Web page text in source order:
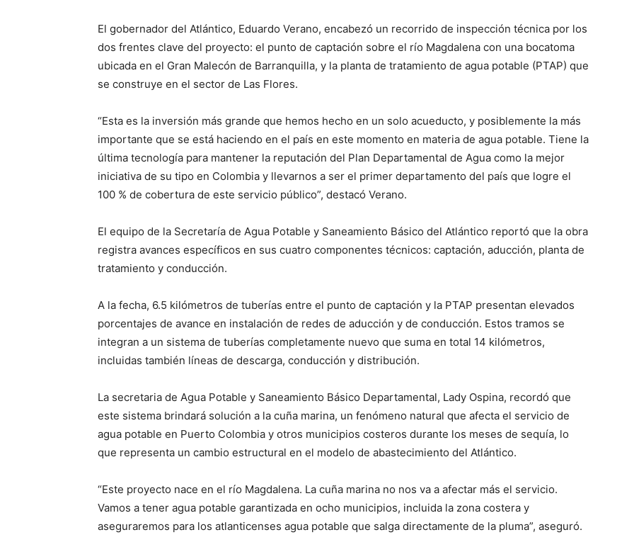
El gobernador del Atlántico, Eduardo Verano, encabezó un recorrido de inspección técnica por los
dos frentes clave del proyecto: el punto de captación sobre el río Magdalena con una bocatoma
ubicada en el Gran Malecón de Barranquilla, y la planta de tratamiento de agua potable (PTAP) que
se construye en el sector de Las Flores.
“Esta es la inversión más grande que hemos hecho en un solo acueducto, y posiblemente la más
importante que se está haciendo en el país en este momento en materia de agua potable. Tiene la
última tecnología para mantener la reputación del Plan Departamental de Agua como la mejor
iniciativa de su tipo en Colombia y llevarnos a ser el primer departamento del país que logre el
100 % de cobertura de este servicio público”, destacó Verano.
El equipo de la Secretaría de Agua Potable y Saneamiento Básico del Atlántico reportó que la obra
registra avances específicos en sus cuatro componentes técnicos: captación, aducción, planta de
tratamiento y conducción.
A la fecha, 6.5 kilómetros de tuberías entre el punto de captación y la PTAP presentan elevados
porcentajes de avance en instalación de redes de aducción y de conducción. Estos tramos se
integran a un sistema de tuberías completamente nuevo que suma en total 14 kilómetros,
incluidas también líneas de descarga, conducción y distribución.
La secretaria de Agua Potable y Saneamiento Básico Departamental, Lady Ospina, recordó que
este sistema brindará solución a la cuña marina, un fenómeno natural que afecta el servicio de
agua potable en Puerto Colombia y otros municipios costeros durante los meses de sequía, lo
que representa un cambio estructural en el modelo de abastecimiento del Atlántico.
“Este proyecto nace en el río Magdalena. La cuña marina no nos va a afectar más el servicio.
Vamos a tener agua potable garantizada en ocho municipios, incluida la zona costera y
aseguraremos para los atlanticenses agua potable que salga directamente de la pluma”, aseguró.